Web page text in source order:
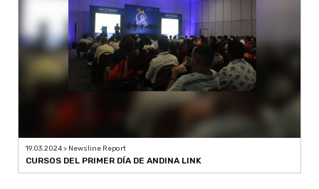
19.03.2024 > Newsline Report
CURSOS DEL PRIMER DÍA DE ANDINA LINK